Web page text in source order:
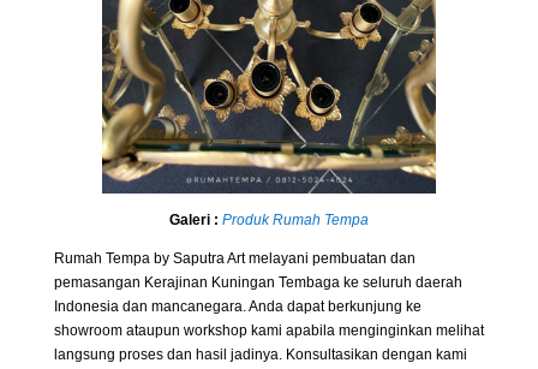
Galeri : Produk Rumah Tempa
Rumah Tempa by Saputra Art melayani pembuatan dan
pemasangan Kerajinan Kuningan Tembaga ke seluruh daerah
Indonesia dan mancanegara. Anda dapat berkunjung ke
showroom ataupun workshop kami apabila menginginkan melihat
langsung proses dan hasil jadinya. Konsultasikan dengan kami